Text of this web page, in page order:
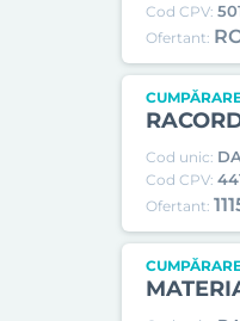
Cod CPV:
Ofertant:
Cod unic:
Cod CPV:
Ofertant: